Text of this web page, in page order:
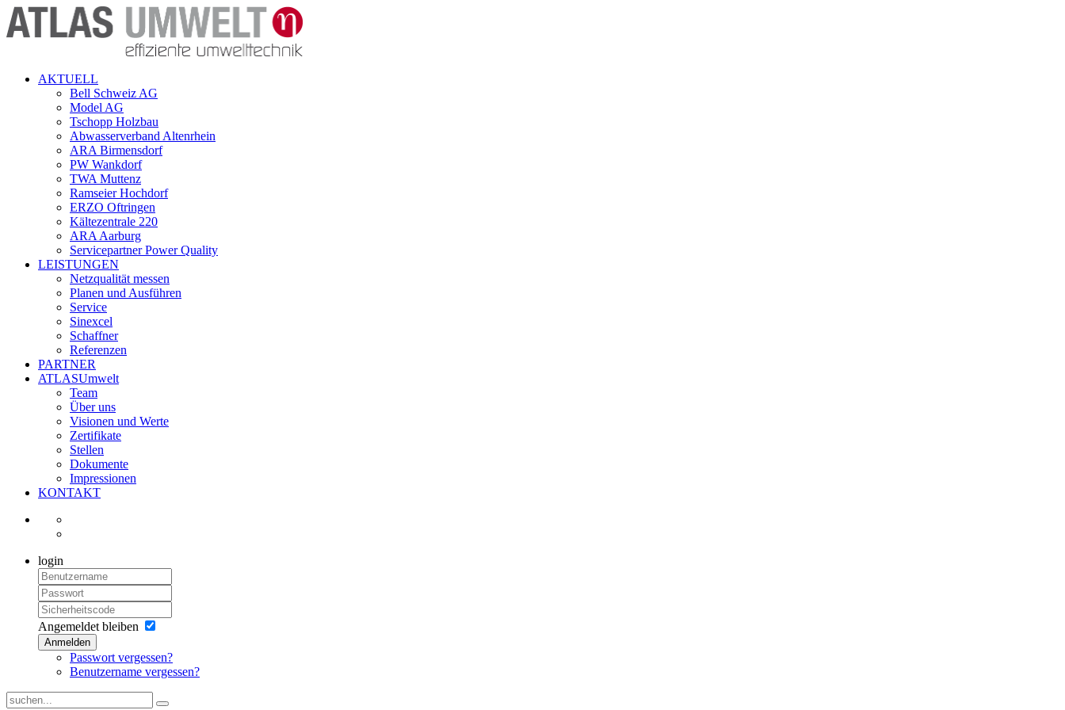
AKTUELL
Bell Schweiz AG
Model AG
Tschopp Holzbau
Abwasserverband Altenrhein
ARA Birmensdorf
PW Wankdorf
TWA Muttenz
Ramseier Hochdorf
ERZO Oftringen
Kältezentrale 220
ARA Aarburg
Servicepartner Power Quality
LEISTUNGEN
Netzqualität messen
Planen und Ausführen
Service
Sinexcel
Schaffner
Referenzen
PARTNER
ATLASUmwelt
Team
Über uns
Visionen und Werte
Zertifikate
Stellen
Dokumente
Impressionen
KONTAKT
login
Angemeldet bleiben
Anmelden
Passwort vergessen?
Benutzername vergessen?